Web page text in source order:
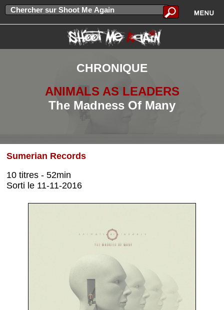
CHRONIQUE
ANIMALS AS LEADERS
The Madness Of Many
Sumerian Records
10 titres - 52min
Sorti le 11-11-2016